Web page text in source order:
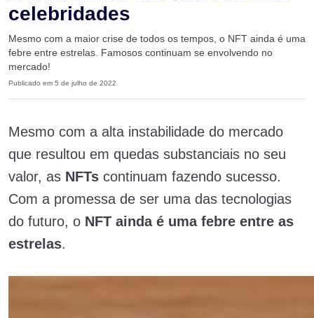
celebridades
Mesmo com a maior crise de todos os tempos, o NFT ainda é uma
febre entre estrelas. Famosos continuam se envolvendo no
mercado!
Publicado em 5 de julho de 2022
Mesmo com a alta instabilidade do mercado
que resultou em quedas substanciais no seu
valor, as NFTs continuam fazendo sucesso.
Com a promessa de ser uma das tecnologias
do futuro, o NFT ainda é uma febre entre as
estrelas.